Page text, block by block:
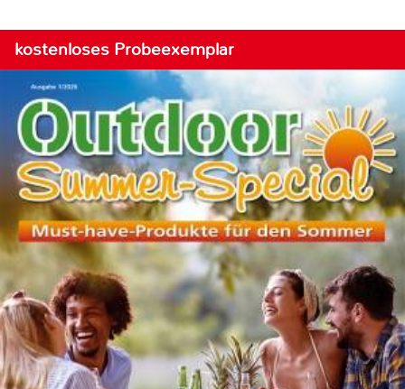
kostenloses Probeexemplar